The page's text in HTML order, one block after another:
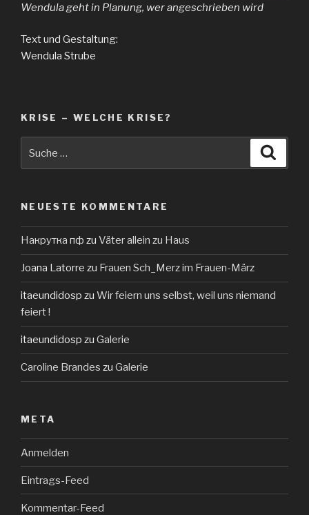
Wendula geht in Planung, wer angeschrieben wird
Text und Gestaltung:
Wendula Strube
KRISE – WELCHE KRISE?
NEUESTE KOMMENTARE
Накрутка пф zu Väter allein zu Haus
Joana Latorre zu Frauen Sch_Merz im Frauen-März
itaeundidosp zu Wir feiern uns selbst, weil uns niemand
feiert !
itaeundidosp zu Galerie
Caroline Brandes zu Galerie
META
Anmelden
Eintrags-Feed
Kommentar-Feed